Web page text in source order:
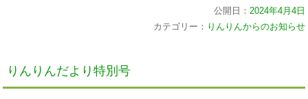
公開日： 2024年4月4日
カテゴリー： りんりんからのお知らせ
りんりんだより特別号